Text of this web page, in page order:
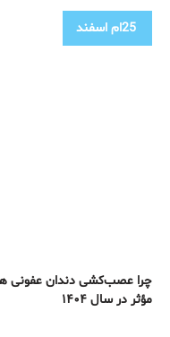
25ام اسفند
چرا عصب‌کشی دندان عفونی
مؤثر در سال ۱۴۰۴